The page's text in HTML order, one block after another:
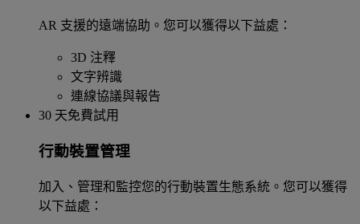
AR 支援的遠端協助。您可以獲得以下益處：
3D 注釋
文字辨識
連線協議與報告
30 天免費試用
行動裝置管理
加入、管理和監控您的行動裝置生態系統。您可以獲得
以下益處：